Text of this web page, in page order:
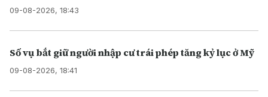
09-08-2026, 18:43
Số vụ bắt giữ người nhập cư trái phép tăng kỷ lục ở Mỹ
09-08-2026, 18:41